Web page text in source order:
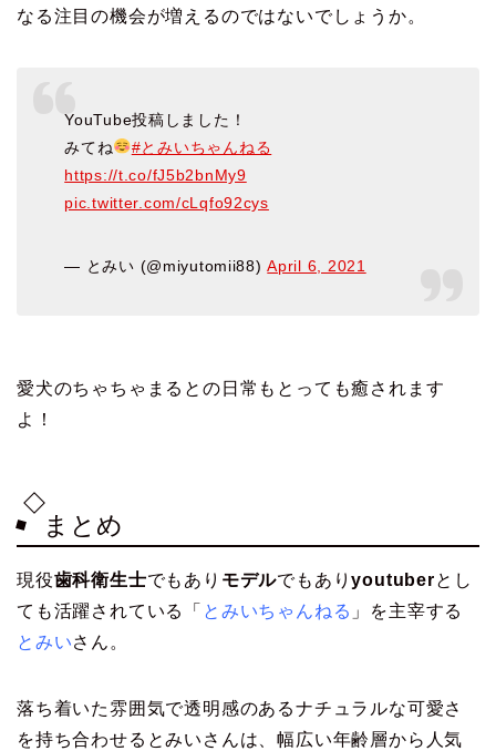
なる注目の機会が増えるのではないでしょうか。
YouTube投稿しました！
みてね
#とみいちゃんねる
https://t.co/fJ5b2bnMy9
pic.twitter.com/cLqfo92cys
— とみい (@miyutomii88)April 6, 2021
愛犬のちゃちゃまるとの日常もとっても癒されます
よ！
まとめ
現役歯科衛生士でもあり モデルでもありyoutuberとし
ても活躍されている「 とみいちゃんねる 」を主宰する
とみいさん。
落ち着いた雰囲気で透明感のあるナチュラルな可愛さ
を持ち合わせるとみいさんは、幅広い年齢層から人気